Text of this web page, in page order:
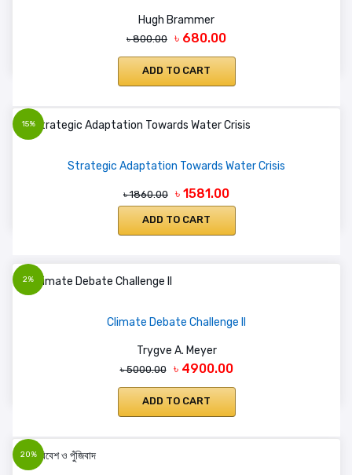
Hugh Brammer
৳ 800.00 ৳ 680.00
ADD TO CART
15%
Strategic Adaptation Towards Water Crisis
৳ 1860.00 ৳ 1581.00
ADD TO CART
2%
Climate Debate Challenge II
Trygve A. Meyer
৳ 5000.00 ৳ 4900.00
ADD TO CART
20%